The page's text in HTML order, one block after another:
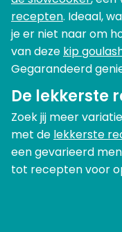
recepten. Ideaal,
je er niet naar om
van deze kip
Gegarandeerd
De lekkerste
Zoek jij meer
met de lekkerste
een gevarieerd
tot recepten voor